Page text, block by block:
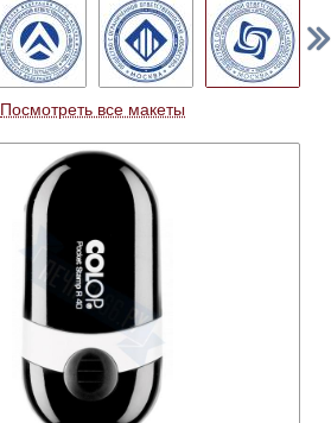
Посмотреть все макеты